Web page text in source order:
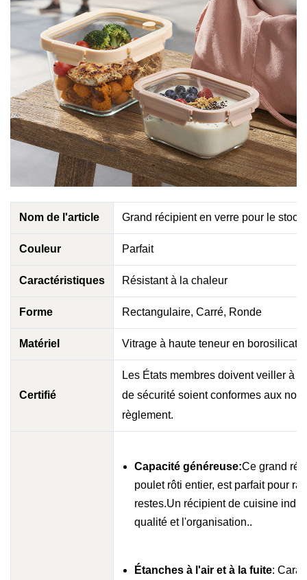
Nom de l'article Grand récipient en verre pour le
Couleur Parfait
Caractéristiques Résistant à la chaleur
Forme Rectangulaire, Carré, Ronde
Matériel Vitrage à haute teneur en
Certifié
Les États membres doivent veiller à
de sécurité soient conformes aux
règlement.
Capacité généreuse:Ce grand
poulet rôti entier, est parfait pour
restes.Un récipient de cuisine
qualité et l'organisation..
Étanches à l'air et à la fuite: